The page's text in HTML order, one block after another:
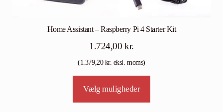
Home Assistant – Raspberry Pi 4 Starter Kit
1.724,00kr.
(1.379,20kr. eksl. moms)
Vælg muligheder